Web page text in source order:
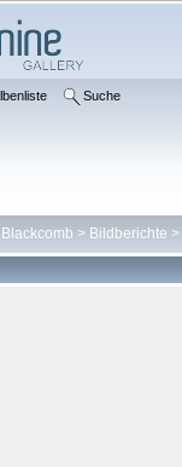
Suche
> Bildberichte >